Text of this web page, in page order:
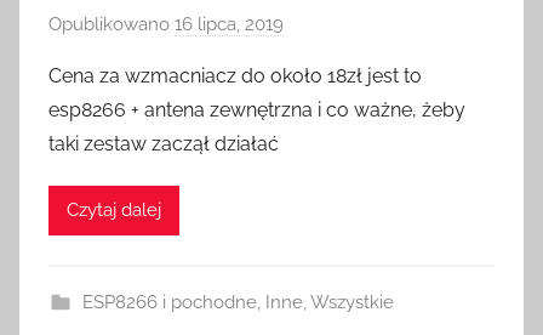
Opublikowano 16 lipca, 2019
z
e
S
Cena za wzmacniacz do około 18zł jest to
esp8266 + antena zewnętrzna i co ważne, żeby
taki zestaw zaczął działać
Czytaj dalej
ESP8266 i pochodne, Inne,Wszystkie